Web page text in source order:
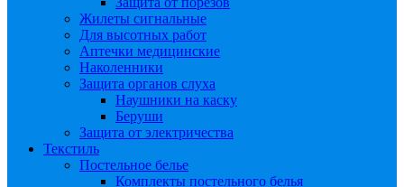
Жилеты сигнальные
Для высотных работ
Аптечки медицинские
Наколенники
Защита органов слуха
Наушники на каску
Беруши
Защита от электричества
Текстиль
Постельное белье
Комплекты постельного белья